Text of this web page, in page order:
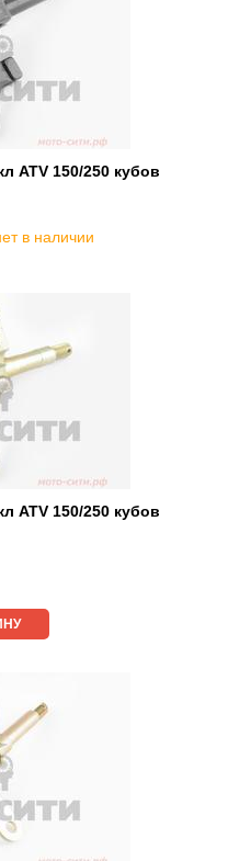
ATV 150/250 кубов
в наличии
ATV 150/250 кубов